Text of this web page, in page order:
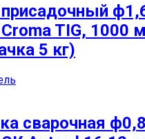
TIG, 1000
5 кг)
сварочная